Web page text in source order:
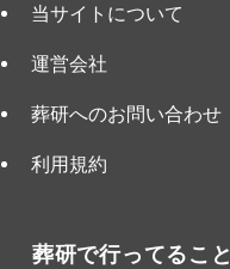
当サイトについて
運営会社
葬研へのお問い合わせ
利用規約
葬研で行ってること